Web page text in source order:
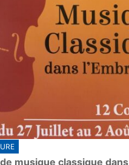
musique classique dans